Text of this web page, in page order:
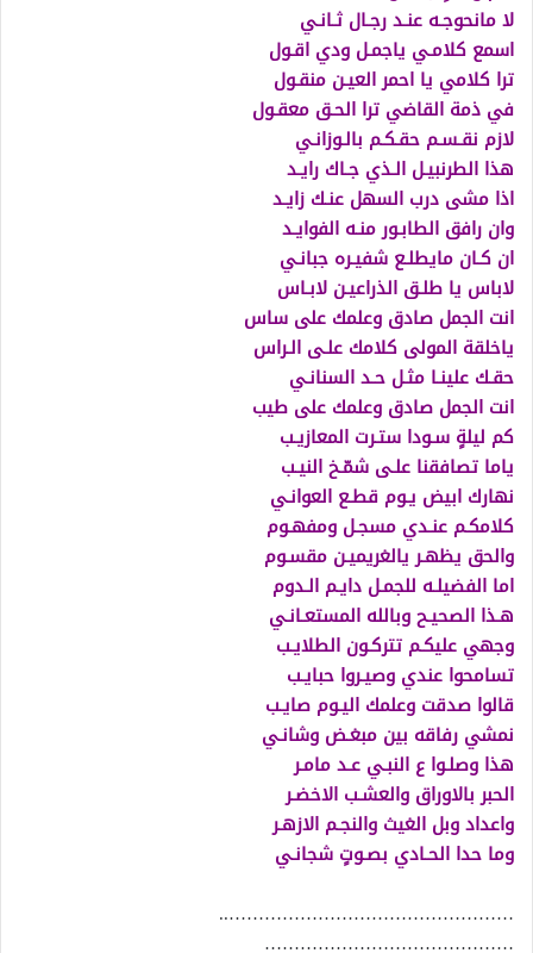
لا مانحوجـه عنـد رجـال ثـانـي
اسمع كلامـي ياجمـل ودي اقـول
ترا كلامي يا احمر العيـن منقـول
في ذمة القاضي ترا الحـق معقـول
لازم نقـسـم حقـكـم بالـوزانـي
هذا الطرنبيـل الـذي جـاك رايـد
اذا مشى درب السهل عنـك زايـد
وان رافق الطابـور منـه الفوايـد
ان كـان مايطلـع شفيـره جبانـي
لاباس يا طلـق الذراعيـن لابـاس
انت الجمل صادق وعلمك على ساس
ياخلقة المولى كلامك علـى الـراس
حقـك علينـا مثـل حـد السنانـي
انت الجمل صادق وعلمك على طيب
كم ليلةٍ سـودا ستـرت المعازيـب
ياما تصافقنا علـى شمّـخ النيـب
نهارك ابيض يـوم قطـع العوانـي
كلامكـم عنـدي مسجـل ومفهـوم
والحق يظهـر يالغريميـن مقسـوم
اما الفضيلـه للجمـل دايـم الـدوم
هـذا الصحيـح وبالله المستعـانـي
وجهي عليكـم تتركـون الطلايـب
تسامحوا عندي وصيـروا حبايـب
قالوا صدقت وعلمك اليـوم صايـب
نمشي رفاقه بين مبغـض وشانـي
هذا وصلـوا ع النبـي عـد مامـر
الحبر بالاوراق والعشـب الاخضـر
واعداد وبل الغيث والنجـم الازهـر
وما حدا الحـادي بصـوتٍ شجانـي
…………………………………………..
……………………………………